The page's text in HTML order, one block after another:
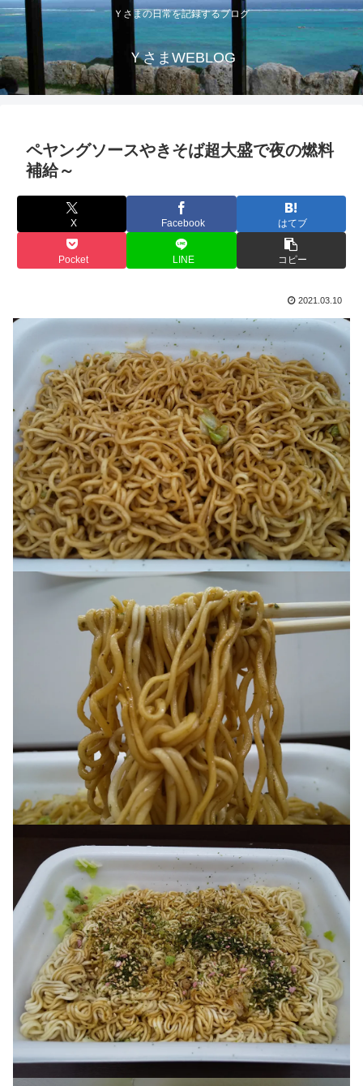
Ｙさまの日常を記録するブログ
ＹさまWEBLOG
ペヤングソースやきそば超大盛で夜の燃料
補給～
X Facebook はてブ
Pocket LINE コピー
2021.03.10